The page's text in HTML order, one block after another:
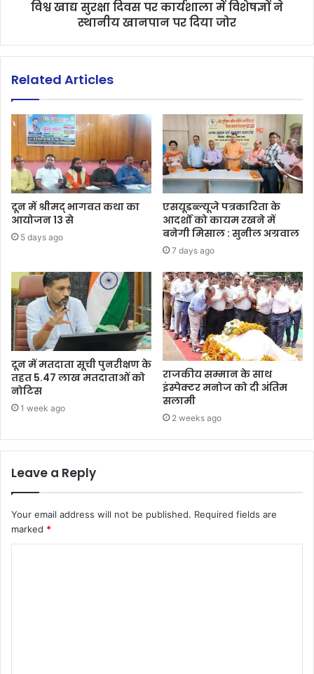
विश्व खाद्य सुरक्षा दिवस पर कार्यशाला में विशेषज्ञों ने
स्थानीय खानपान पर दिया जोर
Related Articles
दून में श्रीमद् भागवत कथा का
आयोजन 13 से
5 days ago
एसयूडब्ल्यूजे पत्रकारिता के
आदर्शों को कायम रखने में
बनेगी मिसाल : सुनील अग्रवाल
7 days ago
दून में मतदाता सूची पुनरीक्षण के
तहत 5.47 लाख मतदाताओं को
नोटिस
1 week ago
राजकीय सम्मान के साथ
इंस्पेक्टर मनोज को दी अंतिम
सलामी
2 weeks ago
Leave a Reply
Your email address will not be published. Required fields are
marked *